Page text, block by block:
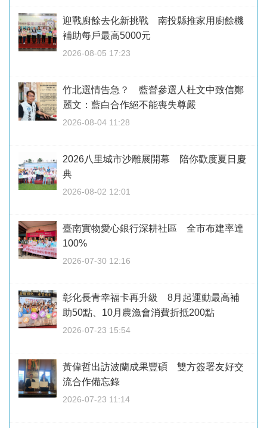
迎戰廚餘去化新挑戰 南投縣推家用廚餘機
補助每戶最高5000元
2026-08-05 17:23
竹北選情告急？ 藍營參選人杜文中致信鄭
麗文：藍白合作絕不能喪失尊嚴
2026-08-04 11:28
2026八里城市沙雕展開幕 陪你歡度夏日慶
典
2026-08-02 12:01
臺南實物愛心銀行深耕社區 全市布建率達
100%
2026-07-30 12:16
彰化長青幸福卡再升級 8月起運動最高補
助50點、10月農漁會消費折抵200點
2026-07-23 15:54
黃偉哲出訪波蘭成果豐碩 雙方簽署友好交
流合作備忘錄
2026-07-23 11:14